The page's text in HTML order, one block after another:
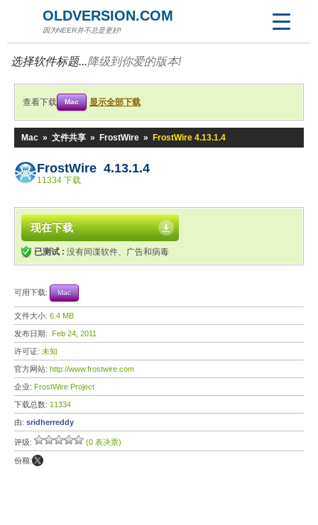
OLDVERSION.COM
因为NEER并不总是更好!
选择软件标题...降级到你爱的版本!
查看下载 Mac 显示全部下载
Mac » 文件共享 » FrostWire » FrostWire 4.13.1.4
FrostWire 4.13.1.4
11334 下载
现在下载
已测试 : 没有间谍软件、广告和病毒
可用下载: Mac
文件大小: 6.4 MB
发布日期: Feb 24, 2011
许可证: 未知
官方网站: http://www.frostwire.com
企业: FrostWire Project
下载总数: 11334
由: sridherreddy
评级: (0 表决票)
份额: